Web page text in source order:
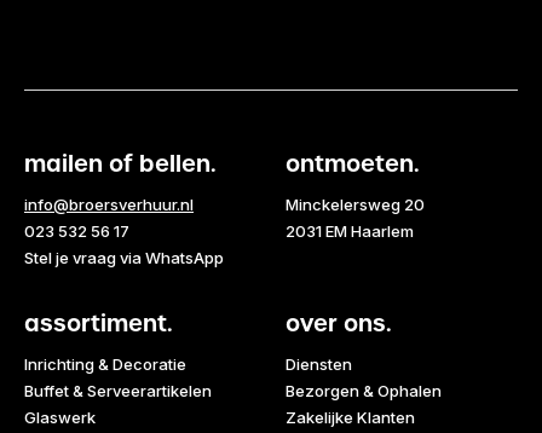
mailen of bellen.
info@broersverhuur.nl
023 532 56 17
Stel je vraag via WhatsApp
ontmoeten.
Minckelersweg 20
2031 EM Haarlem
assortiment.
Inrichting & Decoratie
Buffet & Serveerartikelen
Glaswerk
over ons.
Diensten
Bezorgen & Ophalen
Zakelijke Klanten